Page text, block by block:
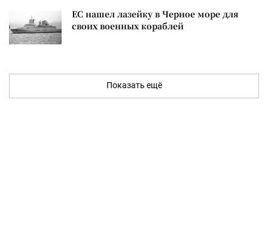
ЕС нашел лазейку в Черное море для
своих военных кораблей
Показать ещё